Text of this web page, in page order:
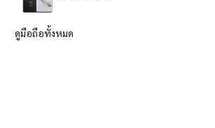
ดูมือถือทั้งหมด